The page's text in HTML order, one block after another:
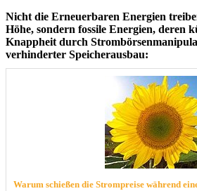
Nicht die Erneuerbaren Energien
Höhe, sondern fossile Energien, deren
Knappheit durch
verhinderter Speicherausbau:
Warum schießen die Strompreise während